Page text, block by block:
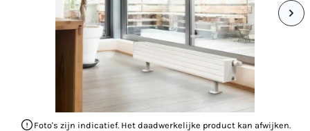
Foto's zijn indicatief. Het daadwerkelijke product kan afwijken.